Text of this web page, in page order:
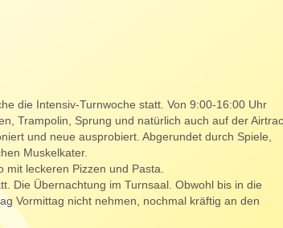
die Intensiv-Turnwoche statt. Von 9:00-16:00 Uhr
Trampolin, Sprung und natürlich auch auf der
und neue ausprobiert. Abgerundet durch Spiele,
Muskelkater.
leckeren Pizzen und Pasta.
Die Übernachtung im Turnsaal. Obwohl bis in die
Vormittag nicht nehmen, nochmal kräftig an den